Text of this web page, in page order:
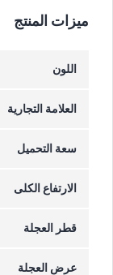
ميزات المنتج
اللون
العلامة التجارية
سعة التحميل
الارتفاع الکلی
قطر العجلة
عرض العجلة